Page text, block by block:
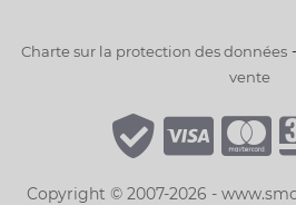
Charte sur la protection des données-
vente
Copyright © 2007-2026 -